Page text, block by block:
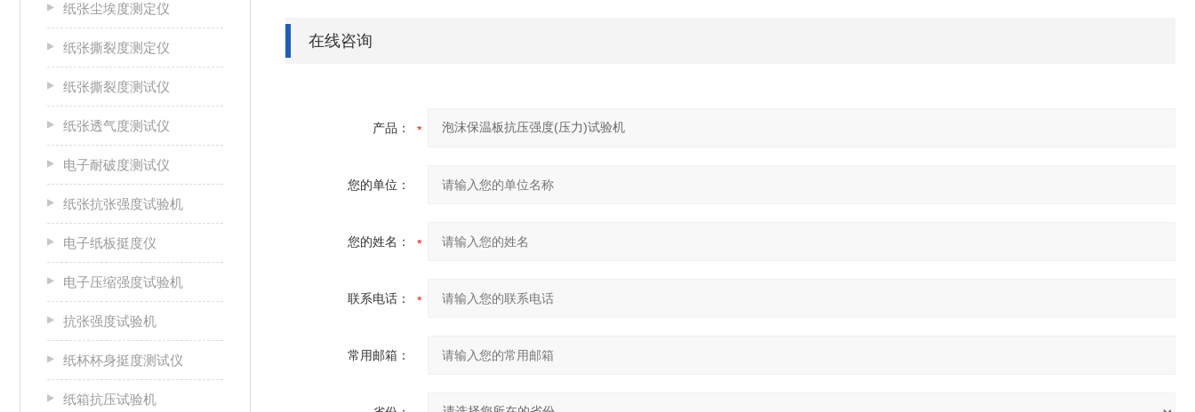
纸张尘埃度测定仪
纸张撕裂度测定仪
纸张撕裂度测试仪
纸张透气度测试仪
电子耐破度测试仪
纸张抗张强度试验机
电子纸板挺度仪
电子压缩强度试验机
抗张强度试验机
纸杯杯身挺度测试仪
纸箱抗压试验机
在线咨询
产品：
您的单位：
您的姓名：
联系电话：
常用邮箱：